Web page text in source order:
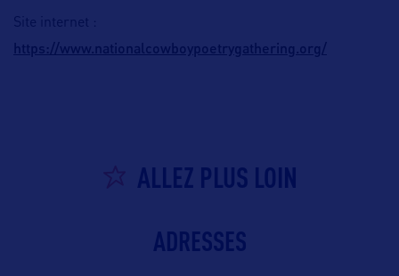
Site internet :
https://www.nationalcowboypoetrygathering.org/
ALLEZ PLUS LOIN
ADRESSES